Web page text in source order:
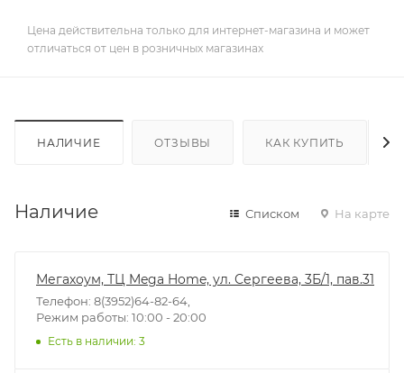
Цена действительна только для интернет-магазина и может
отличаться от цен в розничных магазинах
НАЛИЧИЕ ОТЗЫВЫ КАК КУПИТЬ
Наличие Списком На карте
Мегахоум, ТЦ Mega Home, ул. Сергеева, 3Б/1, пав.31
Телефон: 8(3952)64-82-64,
Режим работы: 10:00 - 20:00
Есть в наличии: 3